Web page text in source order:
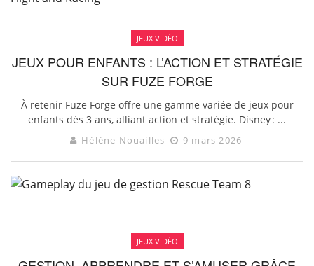
JEUX VIDÉO
JEUX POUR ENFANTS : L’ACTION ET STRATÉGIE
SUR FUZE FORGE
À retenir Fuze Forge offre une gamme variée de jeux pour
enfants dès 3 ans, alliant action et stratégie. Disney : ...
Hélène Nouailles 9 mars 2026
JEUX VIDÉO